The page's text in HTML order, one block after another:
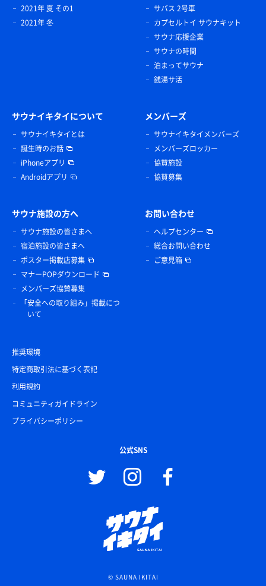
2021年 夏 その1
2021年 冬
サバス 2号車
カプセルトイ サウナキット
サウナ応援企業
サウナの時間
泊まってサウナ
銭湯サ活
サウナイキタイについて
サウナイキタイとは
誕生時のお話
iPhoneアプリ
Androidアプリ
メンバーズ
サウナイキタイメンバーズ
メンバーズロッカー
協賛施設
協賛募集
サウナ施設の方へ
サウナ施設の皆さまへ
宿泊施設の皆さまへ
ポスター掲載店募集
マナーPOPダウンロード
メンバーズ協賛募集
「安全への取り組み」掲載につ
いて
お問い合わせ
ヘルプセンター
総合お問い合わせ
ご意見箱
推奨環境
特定商取引法に基づく表記
利用規約
コミュニティガイドライン
プライバシーポリシー
公式SNS
© SAUNA IKITAI